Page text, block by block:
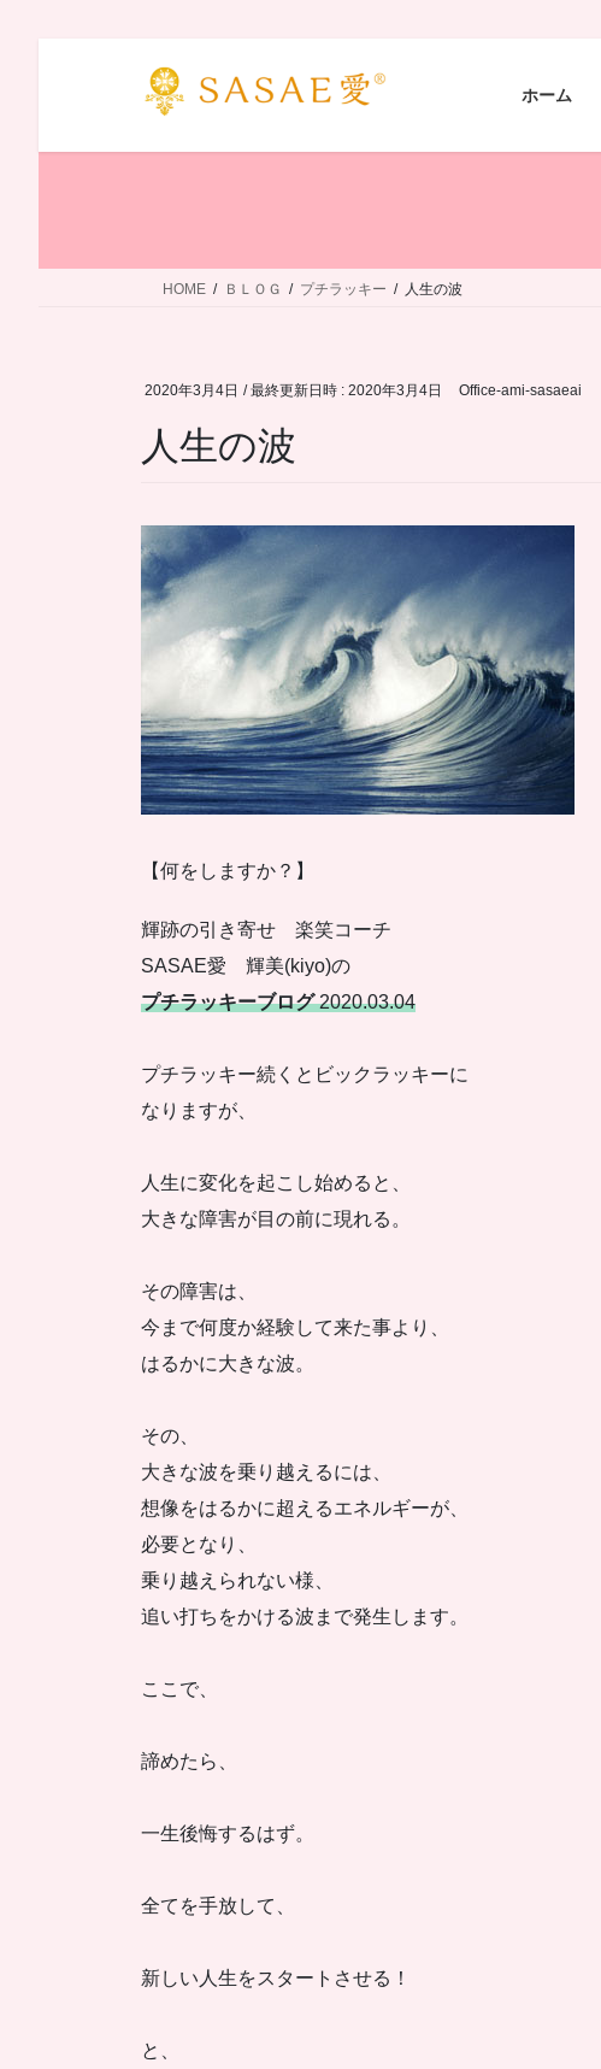
ホーム
HOME ＢＬＯＧ プチラッキー 人生の波
2020年3月4日 / 最終更新日時 : 2020年3月4日 Office-ami-sasaeai
人生の波
【何をしますか？】
輝跡の引き寄せ 楽笑コーチ
SASAE愛 輝美(kiyo)の
プチラッキーブログ2020.03.04
プチラッキー続くとビックラッキーに
なりますが、
人生に変化を起こし始めると、
大きな障害が目の前に現れる。
その障害は、
今まで何度か経験して来た事より、
はるかに大きな波。
その、
大きな波を乗り越えるには、
想像をはるかに超えるエネルギーが、
必要となり、
乗り越えられない様、
追い打ちをかける波まで発生します。
ここで、
諦めたら、
一生後悔するはず。
全てを手放して、
新しい人生をスタートさせる！
と、